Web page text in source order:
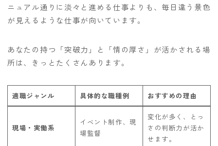
ニュアル通りに淡々と進める仕事よりも、毎日違う景色
が見えるような仕事が向いています。
あなたの持つ「突破力」と「情の厚さ」が活かされる場
所は、きっとたくさんあります。
適職ジャンル 具体的な職種例 おすすめの理由
現場・実働系
イベント制作、現
場監督
変化が多く、とっ
さの判断力が活か
せます。